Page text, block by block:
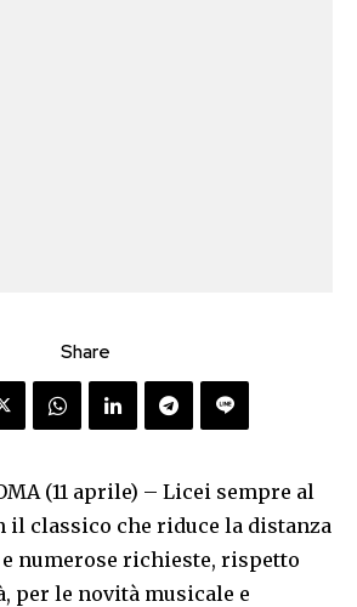
Share
(11 aprile) – Licei sempre al
il classico che riduce la distanza
numerose richieste, rispetto
per le novità musicale e